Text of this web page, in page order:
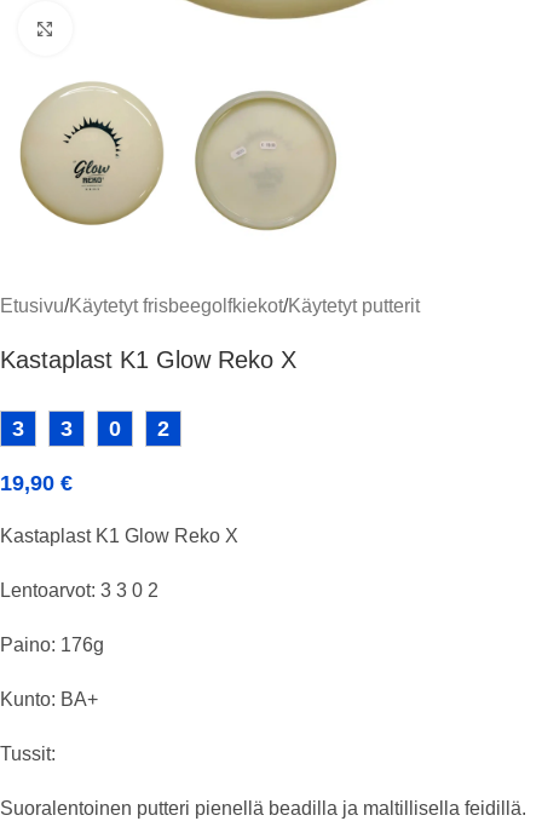
Etusivu/Käytetyt frisbeegolfkiekot/Käytetyt putterit
Kastaplast K1 Glow Reko X
3 3 0 2
19,90 €
Kastaplast K1 Glow Reko X
Lentoarvot: 3 3 0 2
Paino: 176g
Kunto: BA+
Tussit:
Suoralentoinen putteri pienellä beadilla ja maltillisella feidillä.